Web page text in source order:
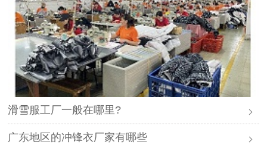
滑雪服工厂一般在哪里?
广东地区的冲锋衣厂家有哪些